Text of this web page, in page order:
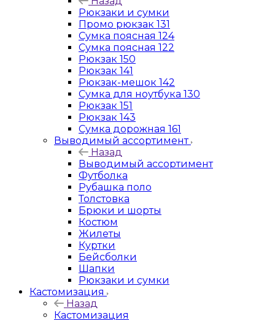
Рюкзаки и сумки
Промо рюкзак 131
Сумка поясная 124
Сумка поясная 122
Рюкзак 150
Рюкзак 141
Рюкзак-мешок 142
Сумка для ноутбука 130
Рюкзак 151
Рюкзак 143
Сумка дорожная 161
Выводимый ассортимент
Назад
Выводимый ассортимент
Футболка
Рубашка поло
Толстовка
Брюки и шорты
Костюм
Жилеты
Куртки
Бейсболки
Шапки
Рюкзаки и сумки
Кастомизация
Назад
Кастомизация